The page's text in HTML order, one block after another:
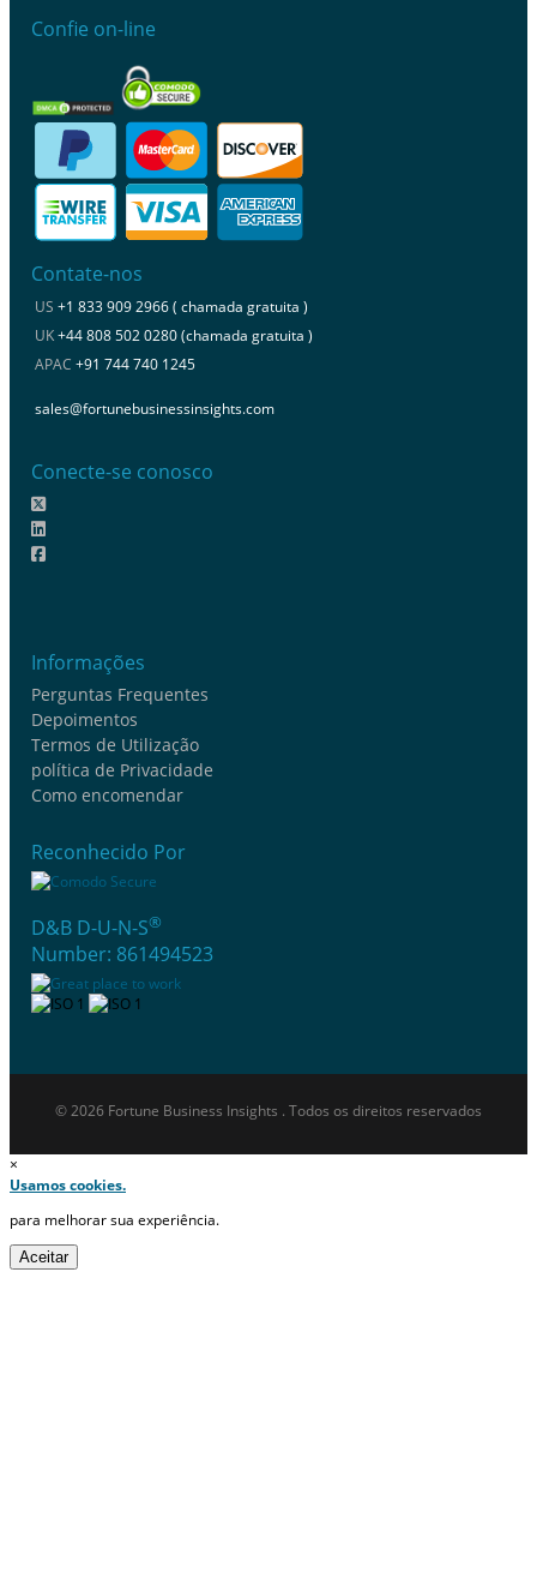
Confie on-line
Contate-nos
US +1 833 909 2966 ( chamada gratuita )
UK+44 808 502 0280 (chamada gratuita )
APAC +91 744 740 1245
sales@fortunebusinessinsights.com
Conecte-se conosco
Informações
Perguntas Frequentes
Depoimentos
Termos de Utilização
política de Privacidade
Como encomendar
Reconhecido Por
D&B D-U-N-S®
Number: 861494523
© 2026 Fortune Business Insights . Todos os direitos reservados
×
Usamos cookies.
para melhorar sua experiência.
Aceitar